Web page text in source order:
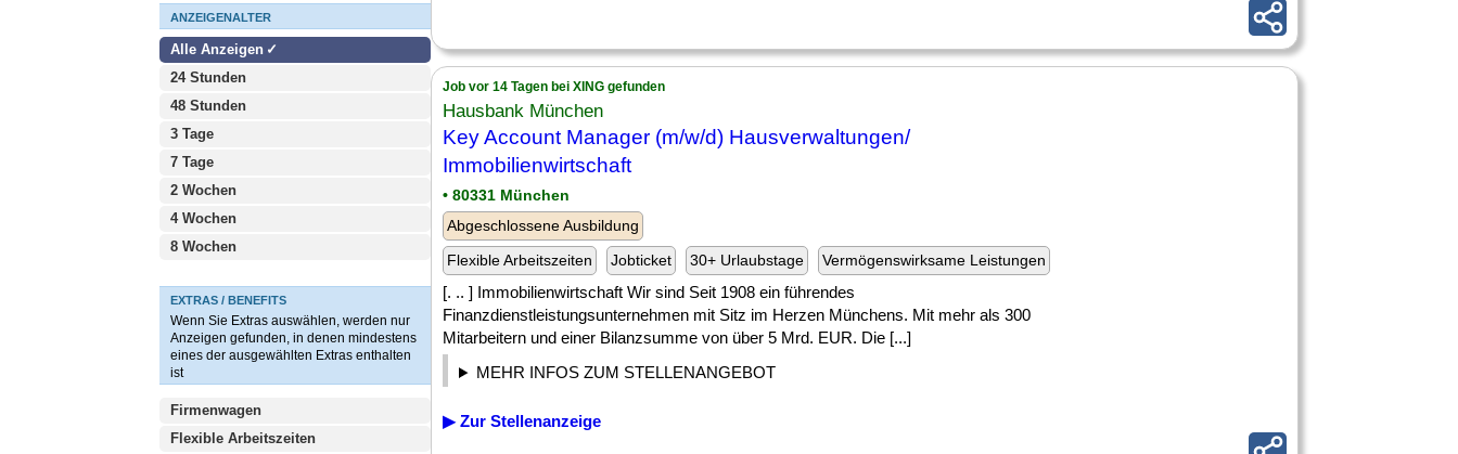
ANZEIGENALTER
Alle Anzeigen
24 Stunden
48 Stunden
3 Tage
7 Tage
2 Wochen
4 Wochen
8 Wochen
EXTRAS / BENEFITS
Wenn Sie Extras auswählen, werden nur
Anzeigen gefunden, in denen mindestens
eines der ausgewählten Extras enthalten
ist
Firmenwagen
Flexible Arbeitszeiten
Job vor 14 Tagen bei XING gefunden
Hausbank München
Key Account Manager (m/w/d) Hausverwaltungen/
Immobilienwirtschaft
• 80331 München
Abgeschlossene Ausbildung
Flexible Arbeitszeiten
Jobticket 30+ Urlaubstage Vermögenswirksame Leistungen
[. .. ] Immobilienwirtschaft Wir sind Seit 1908 ein führendes
Finanzdienstleistungsunternehmen mit Sitz im Herzen Münchens. Mit mehr als 300
Mitarbeitern und einer Bilanzsumme von über 5 Mrd. EUR. Die [...]
MEHR INFOS ZUM STELLENANGEBOT
▶ Zur Stellenanzeige